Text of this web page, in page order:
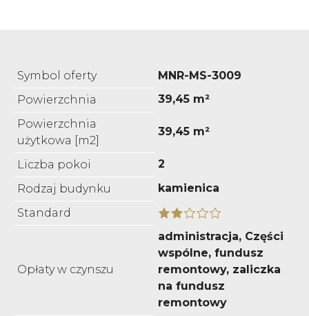
Symbol oferty
MNR-MS-3009
Powierzchnia
39,45 m²
Powierzchnia
użytkowa [m2]
39,45 m²
Liczba pokoi
2
Rodzaj budynku
kamienica
Standard
Opłaty w czynszu
administracja, Części
wspólne, fundusz
remontowy, zaliczka
na fundusz
remontowy